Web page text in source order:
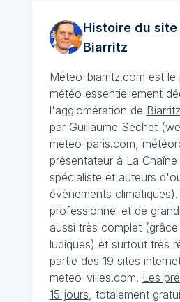
Histoire du
Biarritz
Meteo-biarritz.com est le
météo essentiellement
l'agglomération de Biarritz
par Guillaume Séchet
meteo-paris.com,
présentateur à La Chaîne
spécialiste et auteurs
évènements
professionnel et de
aussi très complet
ludiques) et surtout très
partie des 19 sites
meteo-villes.com. Les
15 jours , totalement